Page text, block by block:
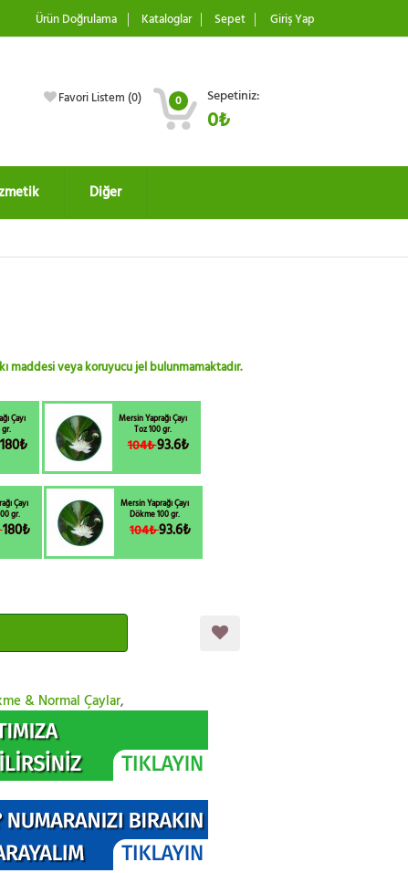
Ürün Doğrulama Kataloglar Sepet Giriş Yap
Favori Listem (0) 0 Sepetiniz:
0₺
Diğer
maddesi veya koruyucu jel bulunmamaktadır.
Çayı
gr.
180₺
Mersin Yaprağı Çayı
Toz 100 gr.
104₺93.6₺
Çayı
gr.
180₺
Mersin Yaprağı Çayı
Dökme 100 gr.
104₺93.6₺
& Normal Çaylar,